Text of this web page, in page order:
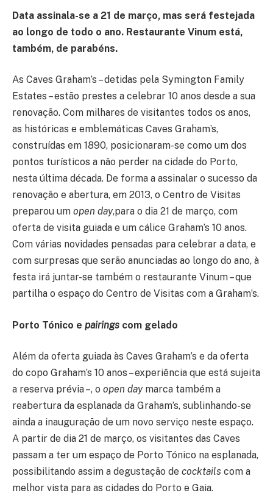
Data assinala-se a 21 de março, mas será festejada
ao longo de todo o ano. Restaurante Vinum está,
também, de parabéns.
As Caves Graham’s – detidas pela Symington Family
Estates – estão prestes a celebrar 10 anos desde a sua
renovação. Com milhares de visitantes todos os anos,
as históricas e emblemáticas Caves Graham’s,
construídas em 1890, posicionaram-se como um dos
pontos turísticos a não perder na cidade do Porto,
nesta última década. De forma a assinalar o sucesso da
renovação e abertura, em 2013, o Centro de Visitas
preparou um open day,para o dia 21 de março, com
oferta de visita guiada e um cálice Graham’s 10 anos.
Com várias novidades pensadas para celebrar a data, e
com surpresas que serão anunciadas ao longo do ano, à
festa irá juntar-se também o restaurante Vinum – que
partilha o espaço do Centro de Visitas com a Graham’s.
Porto Tónico e pairings com gelado
Além da oferta guiada às Caves Graham’s e da oferta
do copo Graham’s 10 anos – experiência que está sujeita
a reserva prévia –, o open daymarca também a
reabertura da esplanada da Graham’s, sublinhando-se
ainda a inauguração de um novo serviço neste espaço.
A partir de dia 21 de março, os visitantes das Caves
passam a ter um espaço de Porto Tónico na esplanada,
possibilitando assim a degustação de cocktails com a
melhor vista para as cidades do Porto e Gaia.